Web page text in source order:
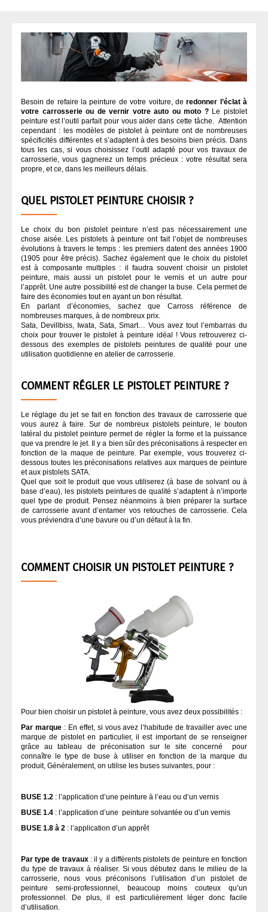
ASPIRATION CARROSSERIE
CODE COULEUR PEINTURE
COLLES
DÉGRAISSANT CARROSSERIE
MASQUAGE CARROSSERIE
MASTIC
OUTILLAGE À MAIN
OUTILLAGE ÉLECTRIQUE
PEINTURE
PONÇAGE CARROSSERIE
PULVÉRISATION
VERNIS CARROSSERIE
Besoin de refaire la peinture de votre voiture, deredonner l’éclat à
votre carrosserie ou de vernir votre auto ou moto ? Le pistolet
peinture est l’outil parfait pour vous aider dans cette tâche. Attention
cependant : les modèles de pistolet à peinture ont de nombreuses
spécificités différentes et s’adaptent à des besoins bien précis. Dans
tous les cas, si vous choisissez l’outil adapté pour vos travaux de
carrosserie, vous gagnerez un temps précieux : votre résultat sera
propre, et ce, dans les meilleurs délais.
QUEL PISTOLET PEINTURE CHOISIR ?
Le choix du bon pistolet peinture n’est pas nécessairement une
chose aisée. Les pistolets à peinture ont fait l’objet de nombreuses
évolutions à travers le temps : les premiers datent des années 1900
(1905 pour être précis). Sachez également que le choix du pistolet
est à composante multiples : il faudra souvent choisir un pistolet
peinture, mais aussi un pistolet pour le vernis et un autre pour
l’apprêt. Une autre possibilité est de changer la buse. Cela permet de
faire des économies tout en ayant un bon résultat.
En parlant d’économies, sachez que Carross référence de
nombreuses marques, à de nombreux prix.
Sata, Devillbiss, Iwata, Sata, Smart… Vous avez tout l’embarras du
choix pour trouver le pistolet à peinture idéal ! Vous retrouverez ci-
dessous des exemples de pistolets peintures de qualité pour une
utilisation quotidienne en atelier de carrosserie.
COMMENT RÉGLER LE PISTOLET PEINTURE ?
Le réglage du jet se fait en fonction des travaux de carrosserie que
vous aurez à faire. Sur de nombreux pistolets peinture, le bouton
latéral du pistolet peinture permet de régler la forme et la puissance
que va prendre le jet. Il y a bien sûr des préconisations à respecter en
fonction de la maque de peinture. Par exemple, vous trouverez ci-
dessous toutes les préconisations relatives aux marques de peinture
et aux pistolets SATA.
Quel que soit le produit que vous utiliserez (à base de solvant ou à
base d’eau), les pistolets peintures de qualité s’adaptent à n’importe
quel type de produit. Pensez néanmoins à bien préparer la surface
de carrosserie avant d’entamer vos retouches de carrosserie. Cela
vous préviendra d’une bavure ou d’un défaut à la fin.
COMMENT CHOISIR UN PISTOLET PEINTURE ?
Pour bien choisir un pistolet à peinture, vous avez deux possibilités :
Par marque: En effet, si vous avez l’habitude de travailler avec une
marque de pistolet en particulier, il est important de se renseigner
grâce au tableau de préconisation sur le site concerné pour
connaître le type de buse à utiliser en fonction de la marque du
produit, Généralement, on utilise les buses suivantes, pour :
BUSE 1.2 : l’application d’une peinture à l’eau ou d’un vernis
BUSE 1.4 : l’application d’une peinture solvantée ou d’un vernis
BUSE 1.8 à 2 : l’application d’un apprêt
Par type de travaux: il y a différents pistolets de peinture en fonction
du type de travaux à réaliser. Si vous débutez dans le milieu de la
carrosserie, nous vous préconisons l’utilisation d’un pistolet de
peinture semi-professionnel, beaucoup moins couteux qu’un
professionnel. De plus, il est particulièrement léger donc facile
d’utilisation.